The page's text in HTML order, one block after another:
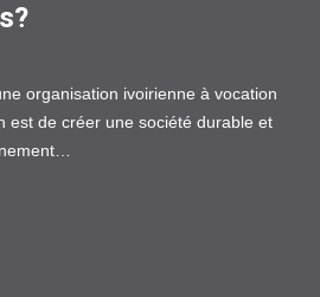
organisation ivoirienne à vocation
est de créer une société durable et